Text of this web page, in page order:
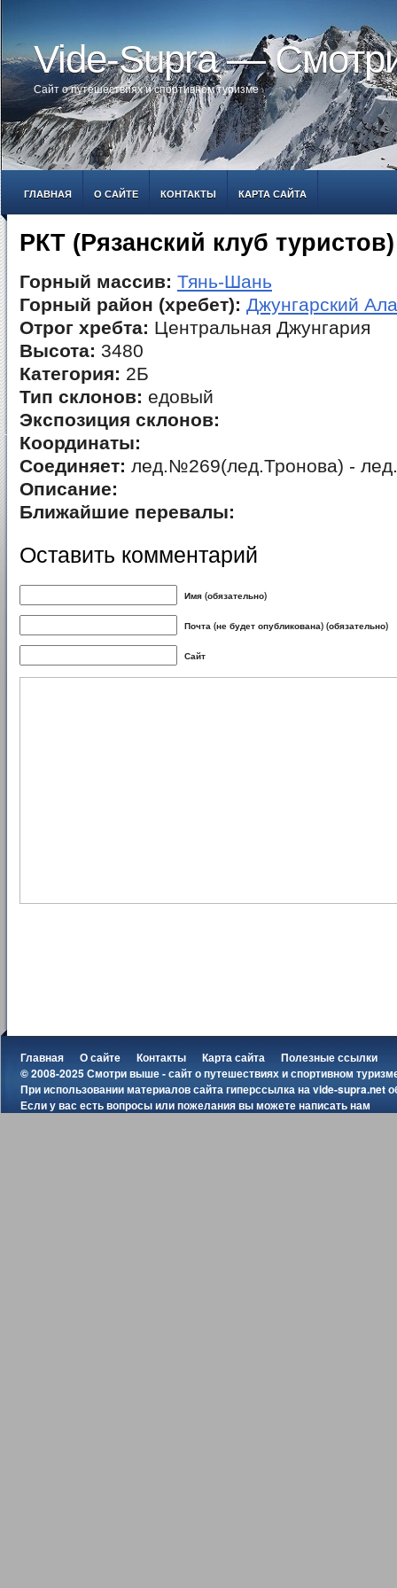
Vide-Supra —
Сайт о путешествиях и спортивном туризме
ГЛАВНАЯ О САЙТЕ КОНТАКТЫ КАРТА САЙТА
РКТ (Рязанский клуб туристов)
Горный массив: Тянь-Шань
Горный район (хребет): Джунгарский
Отрог хребта: Центральная Джунгария
Высота: 3480
Категория: 2Б
Тип склонов: едовый
Экспозиция склонов:
Координаты:
Соединяет: лед.№269(лед.Тронова) -
Описание:
Ближайшие перевалы:
Оставить комментарий
Имя (обязательно)
Почта (не будет опубликована) (обязательно)
Сайт
Главная О сайте Контакты Карта сайта
Полезные ссылки
© 2008-2025 Смотри выше - сайт о путешествиях и спортивном
При использовании материалов сайта гиперссылка наvide-supra.net
Если у вас есть вопросы или пожелания вы можетенаписать нам